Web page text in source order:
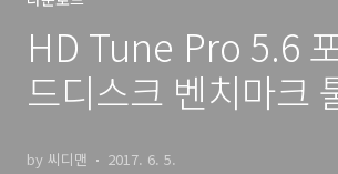
HD Tune Pro 5.6
드디스크 벤치마크
by 씨디맨 2017. 6. 5.